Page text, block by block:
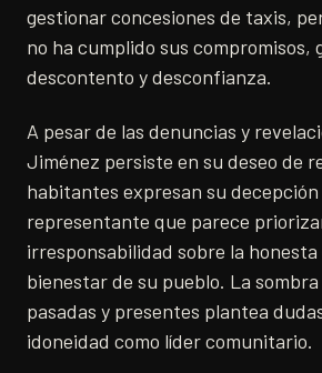
gestionar concesiones de taxis,
no ha cumplido sus compromisos,
descontento y desconfianza.
A pesar de las denuncias y
Jiménez persiste en su deseo de
habitantes expresan su
representante que parece
irresponsabilidad sobre la
bienestar de su pueblo. La
pasadas y presentes plantea
idoneidad como líder comunitario.